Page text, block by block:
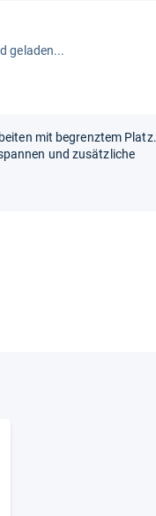
geladen...
mit begrenztem Platz.
und zusätzliche